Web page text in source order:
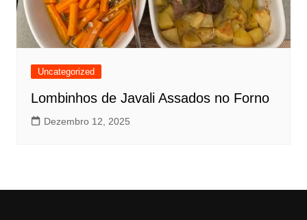
Uncategorized
Lombinhos de Javali Assados no Forno
Dezembro 12, 2025